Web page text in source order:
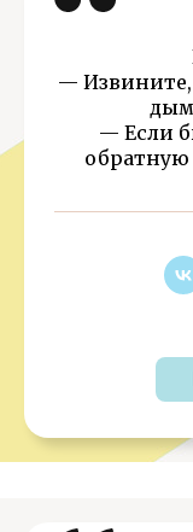
—
дым
— Если
обратную